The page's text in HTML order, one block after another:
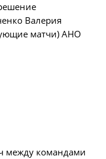
Валерия
матчи) АНО
между командами